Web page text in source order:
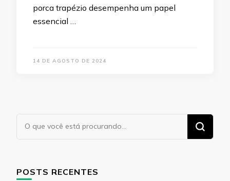
porca trapézio desempenha um papel
essencial …
14 DE AGOSTO DE 2024
Procurando
POSTS RECENTES